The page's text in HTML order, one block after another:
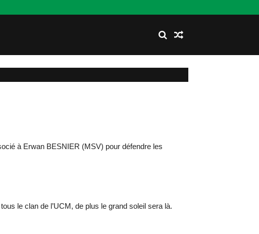
à Erwan BESNIER (MSV) pour défendre les
le clan de l’UCM, de plus le grand soleil sera là.